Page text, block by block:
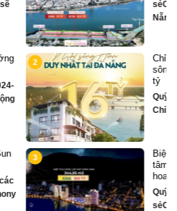
sẻCặp nhà phố 3 tầng sát sông Hàn Đà
Nẵng....
Chỉ hơn 16 tỷ – nhà phố 3 tầng bên
sông Hàn sở hữu tiện ích biệt thự trăm
tỷ
Quỹ căn VipTin Tức 2024-09-05Chia sẻ
Chỉ hơn 16 tỷ – nhà phố 3 tầng...
Biệt thự song lập mặt sông Hàn, trung
tâm Đà Nẵng ngay khán đài xem pháo
hoa DIFF
Quỹ căn VipTin Tức 2024-08-28Chia
sẻCHỈ DUY NHẤT 16 CĂN BIỆT THỰ 3